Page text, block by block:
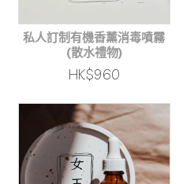
私人訂制有機香薰消毒噴霧
(散水禮物)
HK$960